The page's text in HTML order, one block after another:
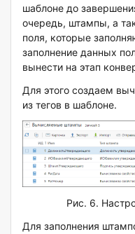
шаблоне до
очередь, штампы, а
поля, которые
заполнение данных
вынести на этап
Для этого создаем
из тегов в шаблоне.
Рис. 6.
Для заполнения